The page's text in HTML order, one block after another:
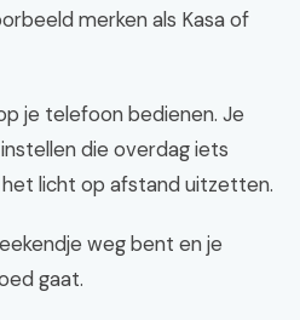
merken als Kasa of
je telefoon bedienen. Je
die overdag iets
licht op afstand uitzetten.
weg bent en je
gaat.